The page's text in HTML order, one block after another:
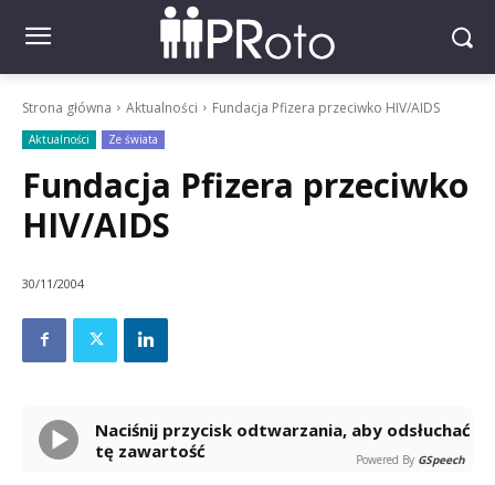
Strona główna Aktualności Fundacja Pfizera przeciwko HIV/AIDS
Aktualności Ze świata
Fundacja Pfizera przeciwko
HIV/AIDS
30/11/2004
Naciśnij przycisk odtwarzania, aby odsłuchać
tę zawartość
Powered By GSpeech